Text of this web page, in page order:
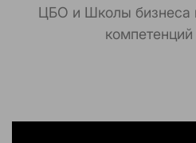
ЦБО и Школы бизнеса